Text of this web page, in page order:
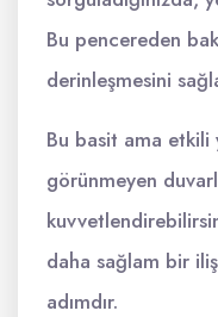
Bu pencereden
derinleşmesini
Bu basit ama
görünmeyen
daha sağlam bir
adımdır.